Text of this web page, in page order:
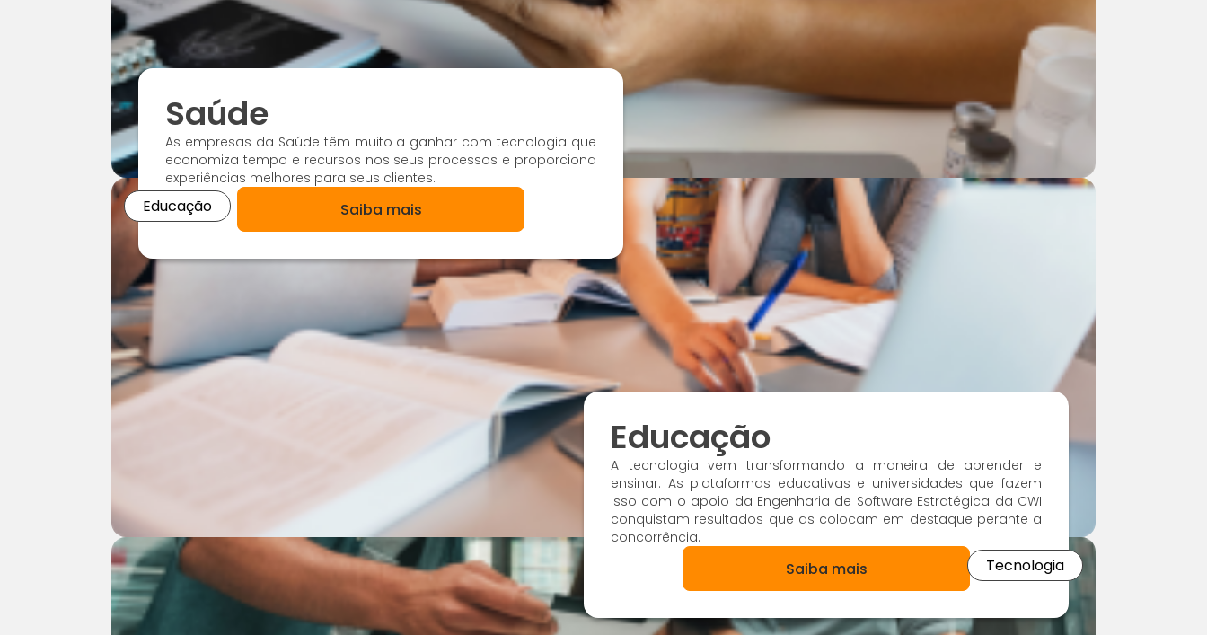
Saúde
As empresas da Saúde têm muito a ganhar com tecnologia que
economiza tempo e recursos nos seus processos e proporciona
experiências melhores para seus clientes.
Saiba mais
Educação
Educação
A tecnologia vem transformando a maneira de aprender e
ensinar. As plataformas educativas e universidades que fazem
isso com o apoio da Engenharia de Software Estratégica da CWI
conquistam resultados que as colocam em destaque perante a
concorrência.
Saiba mais Tecnologia